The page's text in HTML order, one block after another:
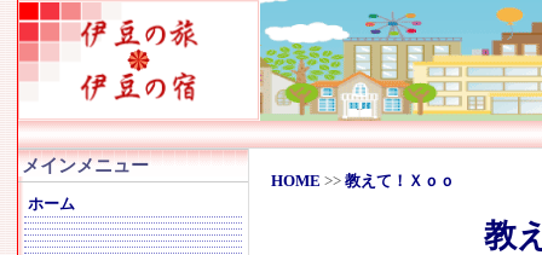
メインメニュー
ホーム
HOME >> 教えて！Ｘｏｏ
教